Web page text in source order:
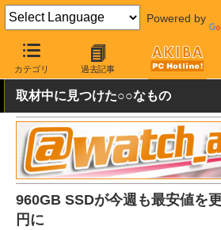
Powered by
カテゴリ 過去記事
AKIBA PC Hotline! 秋葉原情報 価格情報
取材中に見つけた○○なもの
960GB SSDが今週も最安値を
円に